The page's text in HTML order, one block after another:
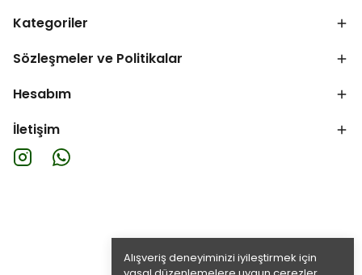
Alışveriş deneyiminizi iyileştirmek için
Kategoriler
Sözleşmeler ve Politikalar
Hesabım
İletişim